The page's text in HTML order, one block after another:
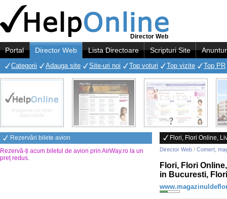
Director Web
Portal Director Web Lista Directoare Scripturi Site
Categorii Adauga site Site-uri noi Top voturi Top vizite Top PR
Rezervări bilete avion
Rezervă-ți acum biletul de avion prin AirWay.ro la un
preț redus.
Flori, Flori Online,
Director Web / Comert,
Flori, Flori
in Bucuresti,